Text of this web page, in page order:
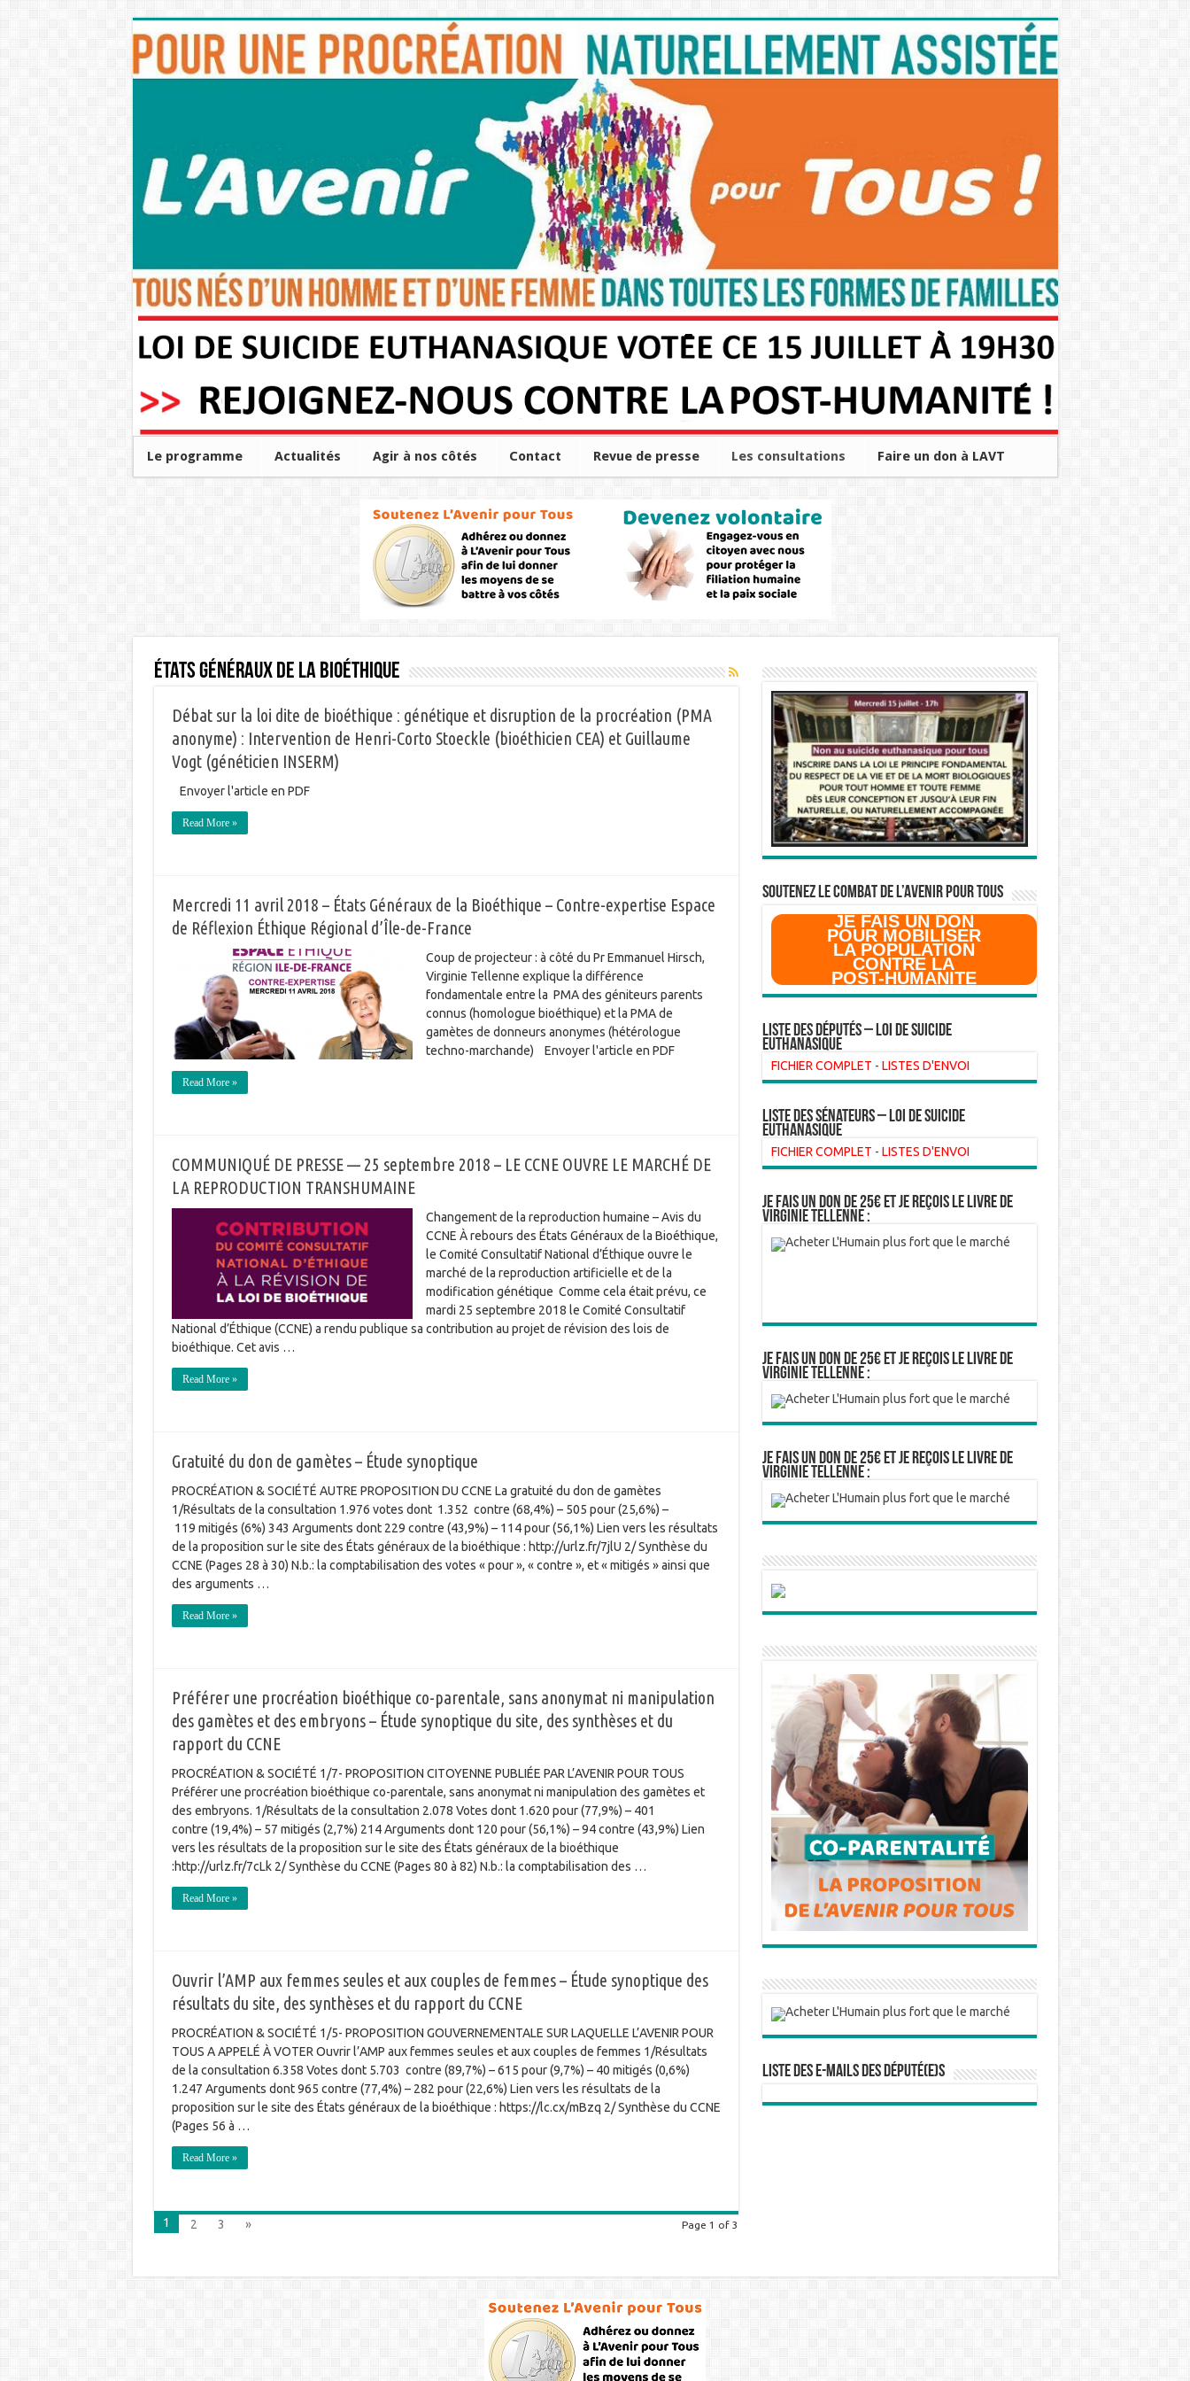
Le programme Actualités Agir à nos côtés Contact Revue de presse Les consultations Faire un don à LAVT
États généraux de la Bioéthique
Débat sur la loi dite de bioéthique : génétique et disruption de la procréation (PMA
anonyme) : Intervention de Henri-Corto Stoeckle (bioéthicien CEA) et Guillaume
Vogt (généticien INSERM)
Envoyer l'article en PDF
Read More »
Mercredi 11 avril 2018 – États Généraux de la Bioéthique – Contre-expertise Espace
de Réflexion Éthique Régional d’Île-de-France
Coup de projecteur : à côté du Pr Emmanuel Hirsch,
Virginie Tellenne explique la différence
fondamentale entre la PMA des géniteurs parents
connus (homologue bioéthique) et la PMA de
gamètes de donneurs anonymes (hétérologue
techno-marchande) Envoyer l'article en PDF
Read More »
COMMUNIQUÉ DE PRESSE — 25 septembre 2018 – LE CCNE OUVRE LE MARCHÉ DE
LA REPRODUCTION TRANSHUMAINE
Changement de la reproduction humaine – Avis du
CCNE À rebours des États Généraux de la Bioéthique,
le Comité Consultatif National d’Éthique ouvre le
marché de la reproduction artificielle et de la
modification génétique Comme cela était prévu, ce
mardi 25 septembre 2018 le Comité Consultatif
National d’Éthique (CCNE) a rendu publique sa contribution au projet de révision des lois de
bioéthique. Cet avis …
Read More »
Gratuité du don de gamètes – Étude synoptique
PROCRÉATION & SOCIÉTÉ AUTRE PROPOSITION DU CCNE La gratuité du don de gamètes
1/Résultats de la consultation 1.976 votes dont 1.352 contre (68,4%) – 505 pour (25,6%) –
119 mitigés (6%) 343 Arguments dont 229 contre (43,9%) – 114 pour (56,1%) Lien vers les résultats
de la proposition sur le site des États généraux de la bioéthique : http://urlz.fr/7jlU 2/ Synthèse du
CCNE (Pages 28 à 30) N.b.: la comptabilisation des votes « pour », « contre », et « mitigés » ainsi que
des arguments …
Read More »
Préférer une procréation bioéthique co-parentale, sans anonymat ni manipulation
des gamètes et des embryons – Étude synoptique du site, des synthèses et du
rapport du CCNE
PROCRÉATION & SOCIÉTÉ 1/7- PROPOSITION CITOYENNE PUBLIÉE PAR L’AVENIR POUR TOUS
Préférer une procréation bioéthique co-parentale, sans anonymat ni manipulation des gamètes et
des embryons. 1/Résultats de la consultation 2.078 Votes dont 1.620 pour (77,9%) – 401
contre (19,4%) – 57 mitigés (2,7%) 214 Arguments dont 120 pour (56,1%) – 94 contre (43,9%) Lien
vers les résultats de la proposition sur le site des États généraux de la bioéthique
:http://urlz.fr/7cLk 2/ Synthèse du CCNE (Pages 80 à 82) N.b.: la comptabilisation des …
Read More »
Ouvrir l’AMP aux femmes seules et aux couples de femmes – Étude synoptique des
résultats du site, des synthèses et du rapport du CCNE
PROCRÉATION & SOCIÉTÉ 1/5- PROPOSITION GOUVERNEMENTALE SUR LAQUELLE L’AVENIR POUR
TOUS A APPELÉ À VOTER Ouvrir l’AMP aux femmes seules et aux couples de femmes 1/Résultats
de la consultation 6.358 Votes dont 5.703 contre (89,7%) – 615 pour (9,7%) – 40 mitigés (0,6%)
1.247 Arguments dont 965 contre (77,4%) – 282 pour (22,6%) Lien vers les résultats de la
proposition sur le site des États généraux de la bioéthique : https://lc.cx/mBzq 2/ Synthèse du CCNE
(Pages 56 à …
Read More »
Page 1 of 3
1 2 3 »
SOUTENEZ LE COMBAT DE L’AVenir pour Tous
JE FAIS UN DON
POUR MOBILISER
LA POPULATION
CONTRE LA
POST-HUMANITE
Liste des Députés – Loi de suicide
euthanasique
FICHIER COMPLET - LISTES D'ENVOI
liste des sénateurs – loi de suicide
euthanasique
FICHIER COMPLET - LISTES D'ENVOI
Je fais un don de 25€ et je reçois le livre de
Virginie Tellenne :
Je fais un don de 25€ et je reçois le livre de
Virginie Tellenne :
Je fais un don de 25€ et je reçois le livre de
Virginie Tellenne :
Liste des e-mails des député(e)s